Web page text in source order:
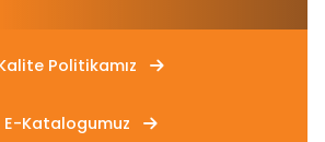
Politikamız
E-Katalogumuz